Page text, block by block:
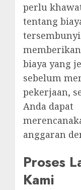
perlu
tentang
biaya yang
sebelum
pekerjaan,
Anda dapat
anggaran
Proses
Kami